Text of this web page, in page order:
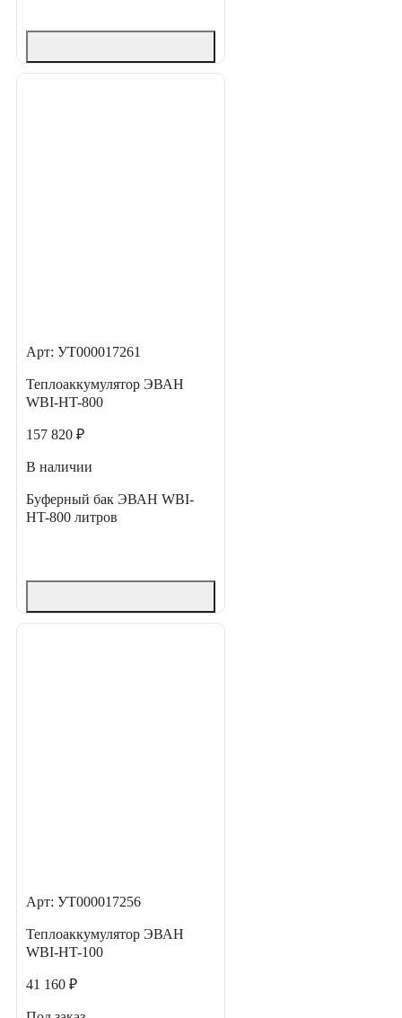
Арт: УТ000017261
Теплоаккумулятор ЭВАН
WBI-HT-800
157 820 ₽
В наличии
Буферный бак ЭВАН WBI-
HT-800 литров
Арт: УТ000017256
Теплоаккумулятор ЭВАН
WBI-HT-100
41 160 ₽